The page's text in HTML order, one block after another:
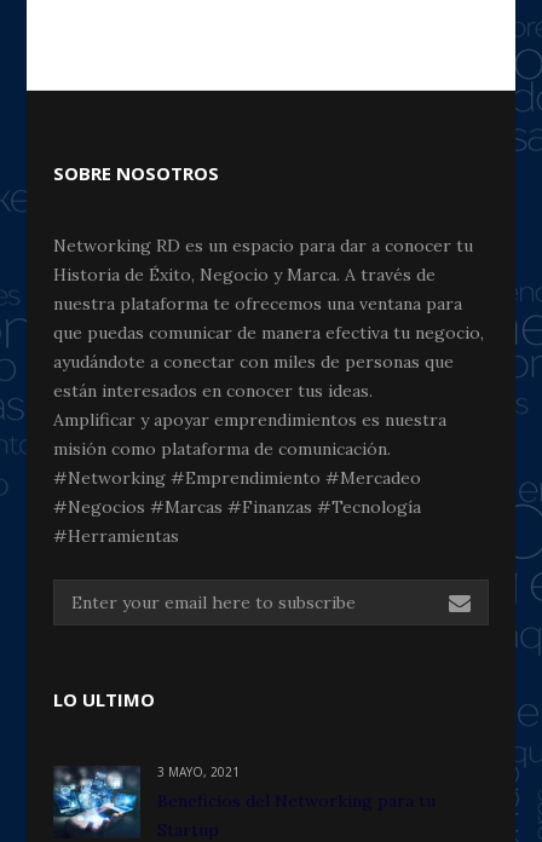
SOBRE NOSOTROS
Networking RD es un espacio para dar a conocer tu
Historia de Éxito, Negocio y Marca. A través de
nuestra plataforma te ofrecemos una ventana para
que puedas comunicar de manera efectiva tu negocio,
ayudándote a conectar con miles de personas que
están interesados en conocer tus ideas.
Amplificar y apoyar emprendimientos es nuestra
misión como plataforma de comunicación.
#Networking #Emprendimiento #Mercadeo
#Negocios #Marcas #Finanzas #Tecnología
#Herramientas
LO ULTIMO
3 MAYO, 2021
Beneficios del Networking para tu
Startup